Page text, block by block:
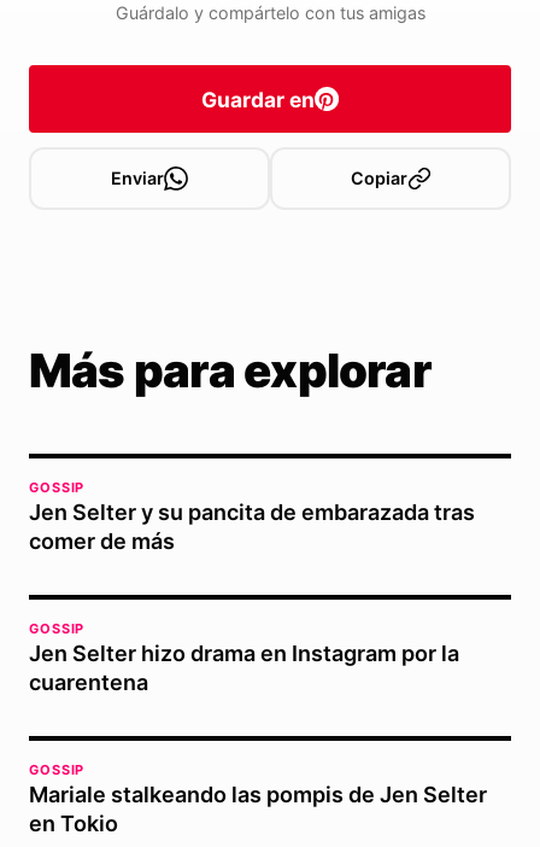
Guárdalo y compártelo con tus amigas
Guardar en
Enviar Copiar
Más para explorar
GOSSIP
Jen Selter y su pancita de embarazada tras
comer de más
GOSSIP
Jen Selter hizo drama en Instagram por la
cuarentena
GOSSIP
Mariale stalkeando las pompis de Jen Selter
en Tokio